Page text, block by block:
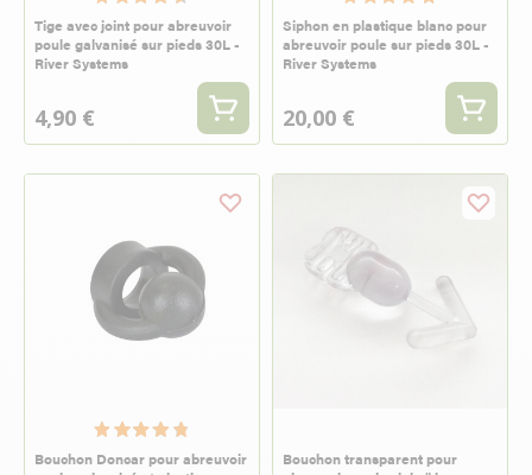
Tige avec joint pour abreuvoir
poule galvanisé sur pieds 30L -
River Systems
4,90 €
Siphon en plastique blanc pour
abreuvoir poule sur pieds 30L -
River Systems
20,00 €
Bouchon Doncar pour abreuvoir
Bouchon transparent pour